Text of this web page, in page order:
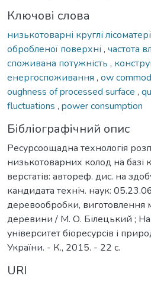
Ключові слова
низькотоварні круглі
обробленої поверхні , частота
споживана потужність ,
енергоспоживання , ow
oughness of processed surface ,
fluctuations , power consumption
Бібліографічний опис
Ресурсоощадна технологія
низькотоварних колод на базі
верстатів: автореф. дис. на
кандидата техніч. наук:
деревообробки, виготовлення
деревини / М. О. Білецький ;
університет біоресурсів і
України. - К., 2015. - 22 с.
URI